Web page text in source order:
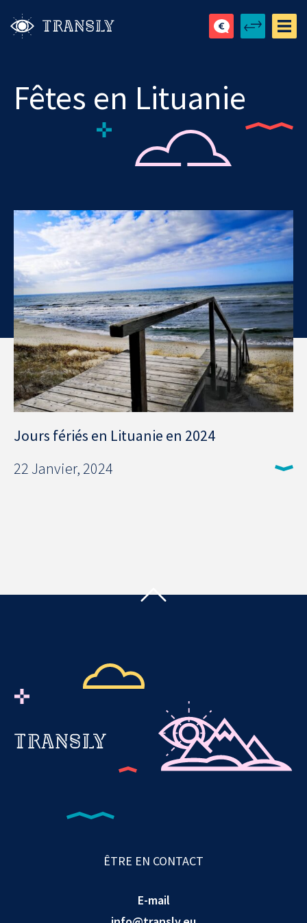
Fêtes en Lituanie
Jours fériés en Lituanie en 2024
22 Janvier, 2024
ÊTRE EN CONTACT
E-mail